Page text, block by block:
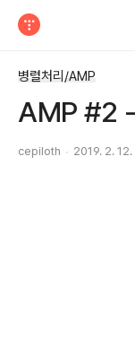
병렬처리/AMP
AMP #2
cepiloth 2019. 2.